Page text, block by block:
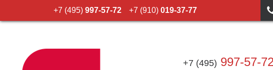
+7 (495) 997-57-72 +7 (910) 019-37-77
+7 (495) 997-57-72